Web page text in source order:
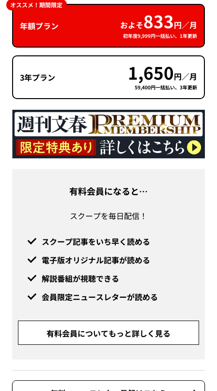
年額プラン およそ833円／月
初年度9,999円一括払い、1年更新
オススメ！期間限定
3年プラン 1,650円／月
59,400円一括払い、3年更新
有料会員になると…
スクープを毎日配信！
スクープ記事をいち早く読める
電子版オリジナル記事が読める
解説番組が視聴できる
会員限定ニュースレターが読める
有料会員についてもっと詳しく見る